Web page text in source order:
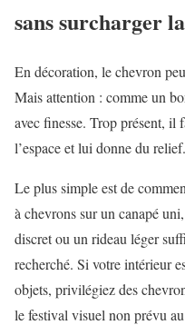
sans surcharger
En décoration, le chevron
Mais attention : comme un
avec finesse. Trop présent,
l’espace et lui donne du relief.
Le plus simple est de
à chevrons sur un canapé
discret ou un rideau léger
recherché. Si votre intérieur
objets, privilégiez des
le festival visuel non prévu